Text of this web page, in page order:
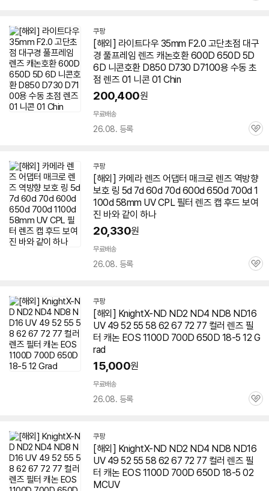
쿠팡
[해외] 라이트다우 35mm F2.0 고단초점 대구
경 풀프레임 렌즈 캐논호환 600D 650D 5D
6D 니콘호환 D850 D730 D7100용 수동 초
점 렌즈 01 니콘 01 Chin
200,400원
무료배송
26.08. 등록
관
쿠팡
[해외] 카메라 렌즈 어댑터 매크로 렌즈 역방향
보호 링 5d 7d 60d 70d 600d 650d 700d 1
100d 58mm UV CPL 필터 렌즈 캡 후드 보여
진 바와 같이 하나
20,330원
무료배송
26.08. 등록
관
쿠팡
[해외] KnightX-ND ND2 ND4 ND8 ND16
UV 49 52 55 58 62 67 72 77 컬러 렌즈 필
터 캐논 EOS 1100D 700D 650D 18-5 12 G
rad
15,000원
무료배송
26.08. 등록
관
쿠팡
[해외] KnightX-ND ND2 ND4 ND8 ND16
UV 49 52 55 58 62 67 72 77 컬러 렌즈 필
터 캐논 EOS 1100D 700D 650D 18-5 02
MCUV